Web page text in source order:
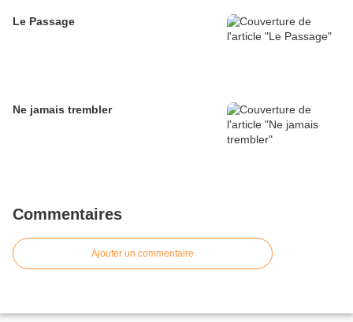
Le Passage
Ne jamais trembler
Commentaires
Ajouter un commentaire